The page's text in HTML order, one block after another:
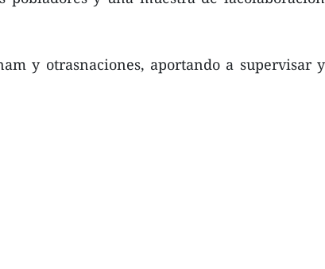
y otrasnaciones, aportando a supervisar y